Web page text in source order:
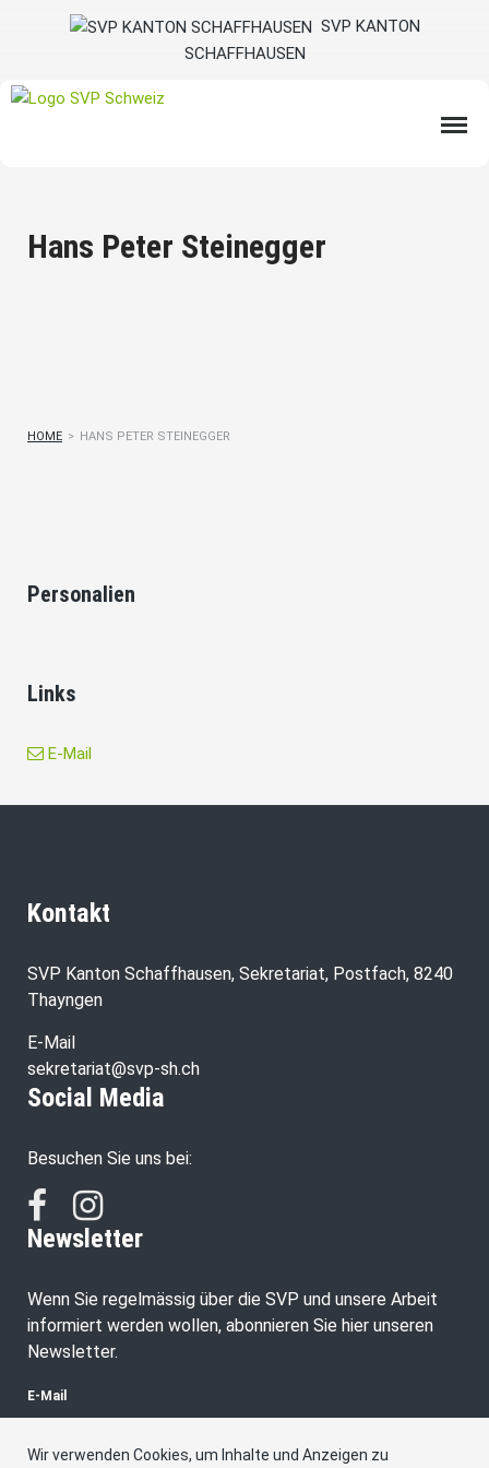
SVP KANTON
SCHAFFHAUSEN
Hans Peter Steinegger
HOME > HANS PETER STEINEGGER
Personalien
Links
E-Mail
Kontakt
SVP Kanton Schaffhausen, Sekretariat, Postfach, 8240
Thayngen
E-Mail
sekretariat@svp-sh.ch
Social Media
Besuchen Sie uns bei:
Newsletter
Wenn Sie regelmässig über die SVP und unsere Arbeit
informiert werden wollen, abonnieren Sie hier unseren
Newsletter.
E-Mail
Wir verwenden Cookies, um Inhalte und Anzeigen zu